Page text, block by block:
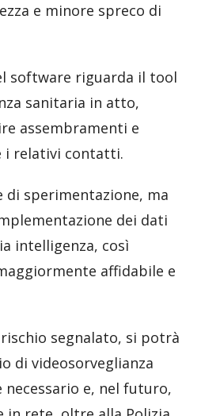
e minore spreco di
software riguarda il tool
sanitaria in atto,
assembramenti e
i relativi contatti.
di sperimentazione, ma
dei dati
intelligenza, così
affidabile e
segnalato, si potrà
di videosorveglianza
e, nel futuro,